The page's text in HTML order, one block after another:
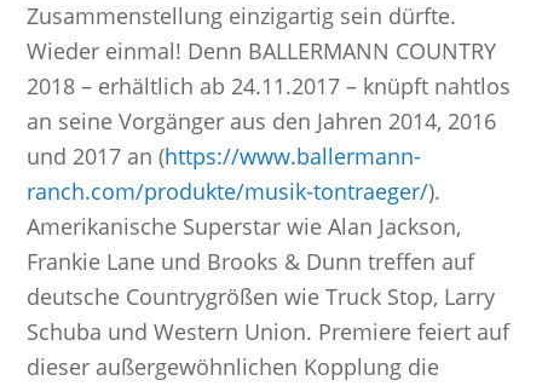
Zusammenstellung einzigartig sein dürfte.
Wieder einmal! Denn BALLERMANN COUNTRY
2018 – erhältlich ab 24.11.2017 – knüpft nahtlos
an seine Vorgänger aus den Jahren 2014, 2016
und 2017 an (https://www.ballermann-
ranch.com/produkte/musik-tontraeger/).
Amerikanische Superstar wie Alan Jackson,
Frankie Lane und Brooks & Dunn treffen auf
deutsche Countrygrößen wie Truck Stop, Larry
Schuba und Western Union. Premiere feiert auf
dieser außergewöhnlichen Kopplung die